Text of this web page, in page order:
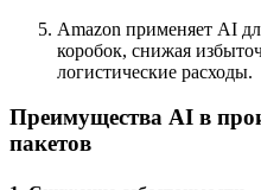
Amazon применяет AI
коробок, снижая
логистические расходы.
Преимущества AI в
пакетов